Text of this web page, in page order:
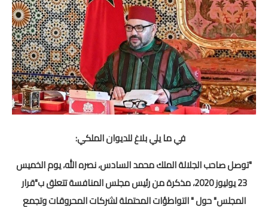
خدمات
خدمات FM6
خدمات CNOPS
جذاذات
المستوى الأول
في ما يلي بلاغ للديوان الملكي:
"توصل صاحب الجلالة الملك محمد السادس، نصره الله، يوم الخميس
23 يوليوز 2020، مذكرة من رئيس مجلس المنافسة تتعلق ب"قرار
المجلس" حول " التواطؤات المحتملة لشركات المحروقات وتجمع